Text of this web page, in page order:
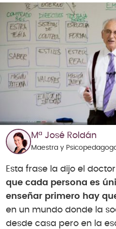
Mª José Roldán
Maestra y
Esta frase la dijo el
que cada persona es
enseñar primero hay
en un mundo donde la
desde casa pero en la